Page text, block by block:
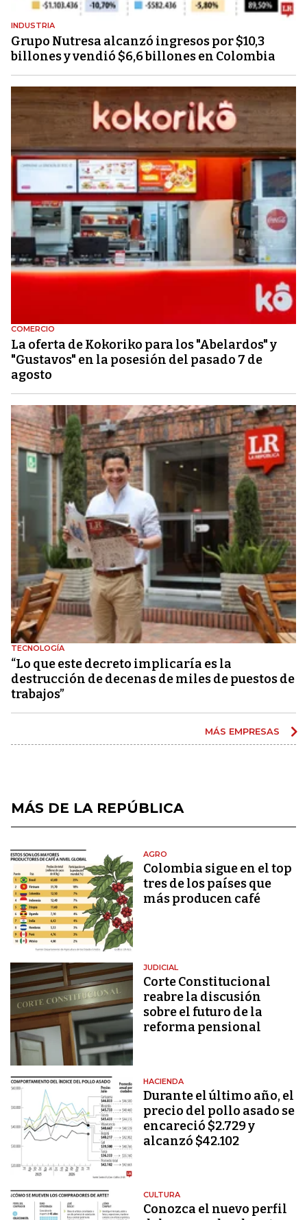
INDUSTRIA
Grupo Nutresa alcanzó ingresos por $10,3
billones y vendió $6,6 billones en Colombia
COMERCIO
La oferta de Kokoriko para los "Abelardos" y
"Gustavos" en la posesión del pasado 7 de
agosto
TECNOLOGÍA
“Lo que este decreto implicaría es la
destrucción de decenas de miles de puestos de
trabajos”
MÁS EMPRESAS
MÁS DE LA REPÚBLICA
AGRO
Colombia sigue en el top
tres de los países que
más producen café
JUDICIAL
Corte Constitucional
reabre la discusión
sobre el futuro de la
reforma pensional
HACIENDA
Durante el último año, el
precio del pollo asado se
encareció $2.729 y
alcanzó $42.102
CULTURA
Conozca el nuevo perfil